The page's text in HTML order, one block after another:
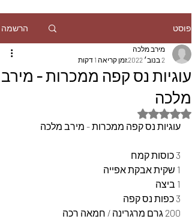
פוסט הרשמה
עוגיות נס קפה ממכרות - מירב
מלכה
מירב מלכה
2 בנוב׳ 2022
זמן קריאה 1 דקות
דירוג של NaN מתוך 5 כוכבים
עוגיות נס קפה ממכרות - מירב מלכה
3 כוסות קמח
1 שקית אבקת אפייה
1 ביצה
3 כפות נס קפה
200 גרם מרגרינה / חמאה רכה